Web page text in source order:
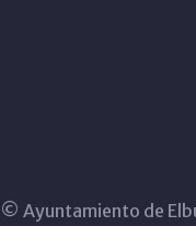
© Ayuntamiento de